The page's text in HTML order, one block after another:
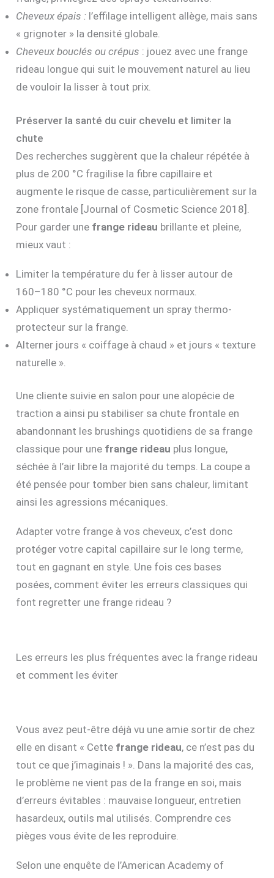
Cheveux épais : l’effilage intelligent allège, mais sans
« grignoter » la densité globale.
Cheveux bouclés ou crépus : jouez avec une frange
rideau longue qui suit le mouvement naturel au lieu
de vouloir la lisser à tout prix.
Préserver la santé du cuir chevelu et limiter la
chute
Des recherches suggèrent que la chaleur répétée à
plus de 200 °C fragilise la fibre capillaire et
augmente le risque de casse, particulièrement sur la
zone frontale [Journal of Cosmetic Science 2018].
Pour garder une frange rideau brillante et pleine,
mieux vaut :
Limiter la température du fer à lisser autour de
160–180 °C pour les cheveux normaux.
Appliquer systématiquement un spray thermo-
protecteur sur la frange.
Alterner jours « coiffage à chaud » et jours « texture
naturelle ».
Une cliente suivie en salon pour une alopécie de
traction a ainsi pu stabiliser sa chute frontale en
abandonnant les brushings quotidiens de sa frange
classique pour une frange rideau plus longue,
séchée à l’air libre la majorité du temps. La coupe a
été pensée pour tomber bien sans chaleur, limitant
ainsi les agressions mécaniques.
Adapter votre frange à vos cheveux, c’est donc
protéger votre capital capillaire sur le long terme,
tout en gagnant en style. Une fois ces bases
posées, comment éviter les erreurs classiques qui
font regretter une frange rideau ?
Les erreurs les plus fréquentes avec la frange rideau
et comment les éviter
Vous avez peut-être déjà vu une amie sortir de chez
elle en disant « Cette frange rideau, ce n’est pas du
tout ce que j’imaginais ! ». Dans la majorité des cas,
le problème ne vient pas de la frange en soi, mais
d’erreurs évitables : mauvaise longueur, entretien
hasardeux, outils mal utilisés. Comprendre ces
pièges vous évite de les reproduire.
Selon une enquête de l’American Academy of